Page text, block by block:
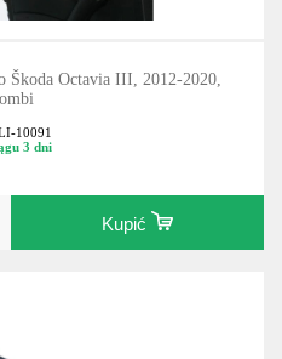
Škoda Octavia III, 2012-2020,
10091
3 dni
Kupić